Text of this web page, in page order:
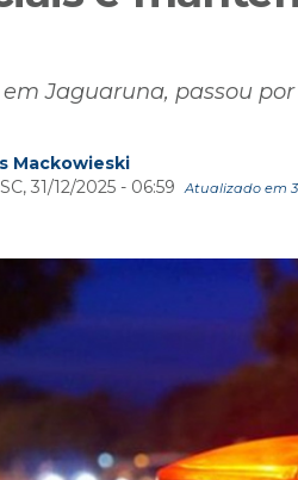
Jaguaruna, passou
Mackowieski
31/12/2025 - 06:59
Atualizado em